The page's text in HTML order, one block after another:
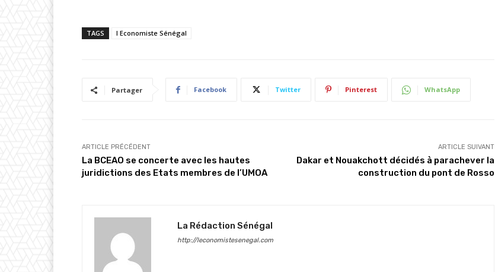
TAGS l Economiste Sénégal
Partager Facebook Twitter Pinterest WhatsApp
ARTICLE PRÉCÉDENT
La BCEAO se concerte avec les hautes
juridictions des Etats membres de l’UMOA
ARTICLE SUIVANT
Dakar et Nouakchott décidés à parachever la
construction du pont de Rosso
La Rédaction Sénégal
http://leconomistesenegal.com